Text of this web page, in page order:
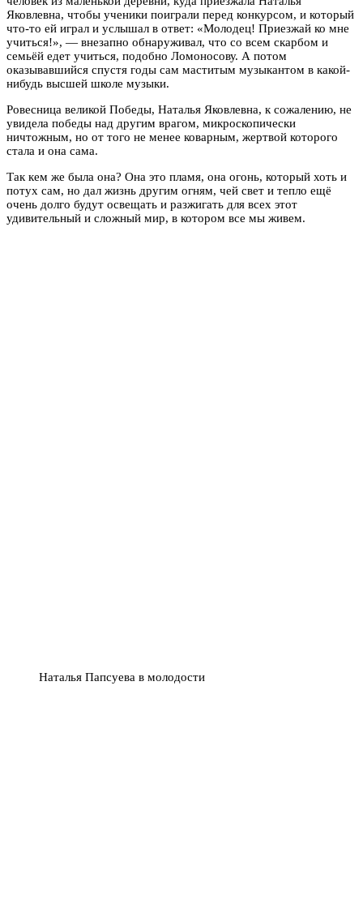
Яковлевна, чтобы ученики поиграли перед конкурсом, и который
что-то ей играл и услышал в ответ: «Молодец! Приезжай ко мне
учиться!», — внезапно обнаруживал, что со всем скарбом и
семьёй едет учиться, подобно Ломоносову. А потом
оказывавшийся спустя годы сам маститым музыкантом в какой-
нибудь высшей школе музыки.
Ровесница великой Победы, Наталья Яковлевна, к сожалению, не
увидела победы над другим врагом, микроскопически
ничтожным, но от того не менее коварным, жертвой которого
стала и она сама.
Так кем же была она? Она это пламя, она огонь, который хоть и
потух сам, но дал жизнь другим огням, чей свет и тепло ещё
очень долго будут освещать и разжигать для всех этот
удивительный и сложный мир, в котором все мы живем.
Наталья Папсуева в молодости